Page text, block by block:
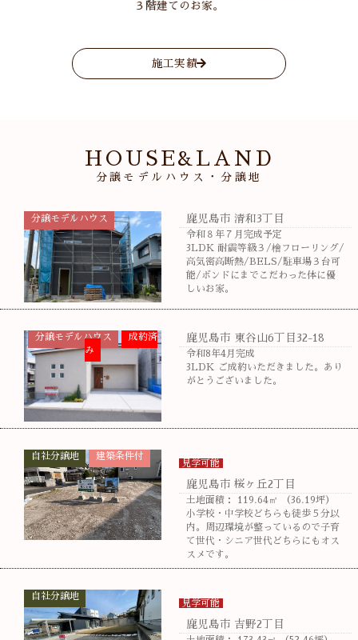
３階建てのお家。
施工実績
HOUSE&LAND
分譲モデルハウス・分譲地
分譲モデルハウス 鹿児島市 清和3丁目
令和８年７月完成予定
3LDK 耐震等級３/檜フローリング/
高気密高断熱/BELS/駐車場３台可
能/ボンドにまでこだわった体に優
しいお家。
分譲モデルハウス
成約済
み
鹿児島市 東谷山6丁目32-18
令和8年4月完成
3LDK ご成約いただきました。あり
がとうございました。
自社分譲地 建築条件付
見学可能
鹿児島市 桜ヶ丘2丁目
土地面積： 119.64㎡ （36.19坪）
小学校・中学校どちらも徒歩５分以
内。周辺環境が整っているので子育
て世代・シニア世代どちらにもオス
スメです。
自社分譲地
見学可能
鹿児島市 吉野2丁目